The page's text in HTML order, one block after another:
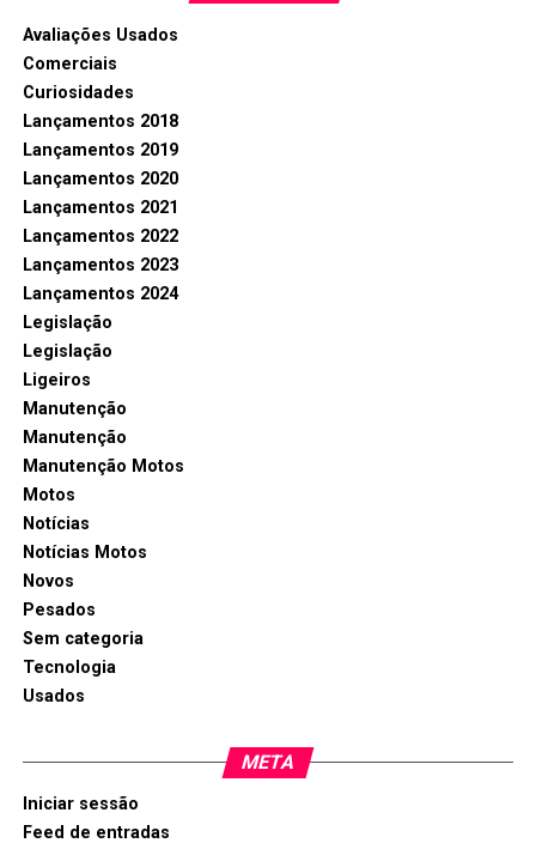
Avaliações Usados
Comerciais
Curiosidades
Lançamentos 2018
Lançamentos 2019
Lançamentos 2020
Lançamentos 2021
Lançamentos 2022
Lançamentos 2023
Lançamentos 2024
Legislação
Legislação
Ligeiros
Manutenção
Manutenção
Manutenção Motos
Motos
Notícias
Notícias Motos
Novos
Pesados
Sem categoria
Tecnologia
Usados
META
Iniciar sessão
Feed de entradas